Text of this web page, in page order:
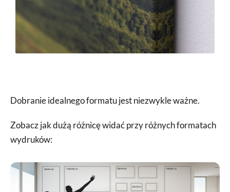
Dobranie idealnego formatu jest niezwykle ważne.
Zobacz jak dużą różnicę widać przy różnych formatach
wydruków: